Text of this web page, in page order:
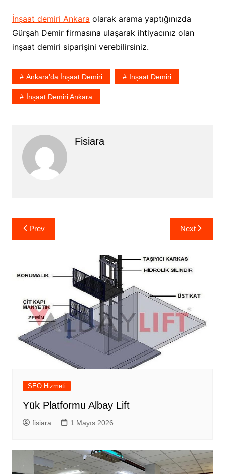
İnşaat demiri Ankara olarak arama yaptığınızda
Gürşah Demir firmasına ulaşarak ihtiyacınız olan
inşaat demiri siparişini verebilirsiniz.
Ankara'da İnşaat Demiri Inşaat Demiri
İnşaat Demiri Ankara
Fisiara
Yazı
gezinmesi
Prev Next
SEO Hizmeti
Yük Platformu Albay Lift
fisiara 1 Mayıs 2026